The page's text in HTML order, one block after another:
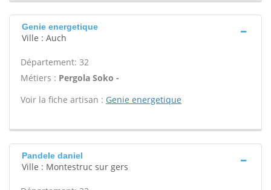
Genie energetique
Ville : Auch
Département: 32
Métiers : Pergola Soko -
Voir la fiche artisan : Genie energetique
Pandele daniel
Ville : Montestruc sur gers